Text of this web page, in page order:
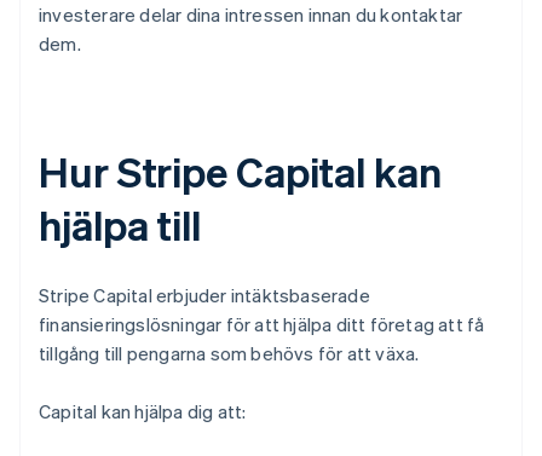
investerare delar dina intressen innan du kontaktar
dem.
Hur Stripe Capital kan
hjälpa till
Stripe Capital erbjuder intäktsbaserade
finansieringslösningar för att hjälpa ditt företag att få
tillgång till pengarna som behövs för att växa.
Capital kan hjälpa dig att: